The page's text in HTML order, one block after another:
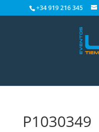
+34 919 216 345
P1030349